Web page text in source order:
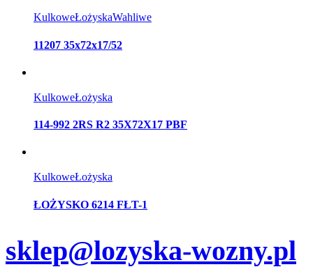
KulkoweŁożyskaWahliwe
11207 35x72x17/52
KulkoweŁożyska
114-992 2RS R2 35X72X17 PBF
KulkoweŁożyska
ŁOŻYSKO 6214 FŁT-1
sklep@lozyska-wozny.pl